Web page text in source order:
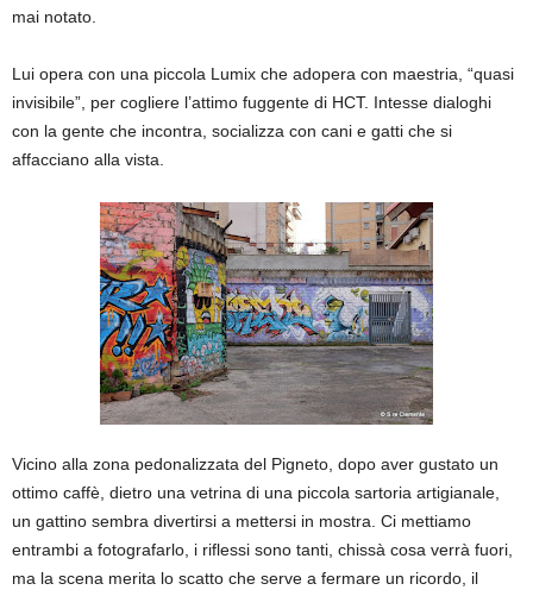
mai notato.
Lui opera con una piccola Lumix che adopera con maestria, “quasi
invisibile”, per cogliere l’attimo fuggente di HCT. Intesse dialoghi
con la gente che incontra, socializza con cani e gatti che si
affacciano alla vista.
Vicino alla zona pedonalizzata del Pigneto, dopo aver gustato un
ottimo caffè, dietro una vetrina di una piccola sartoria artigianale,
un gattino sembra divertirsi a mettersi in mostra. Ci mettiamo
entrambi a fotografarlo, i riflessi sono tanti, chissà cosa verrà fuori,
ma la scena merita lo scatto che serve a fermare un ricordo, il